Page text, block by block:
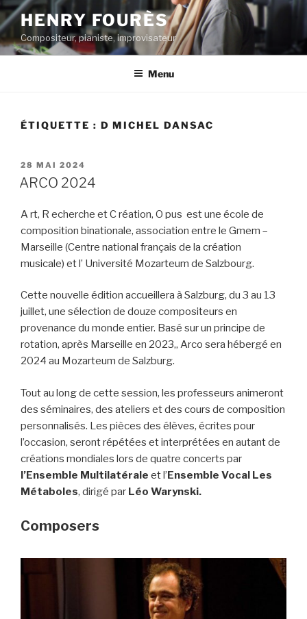
Aller
au
contenu
principal
HENRY FOURÈS
Compositeur, pianiste, improvisateur
Menu
ÉTIQUETTE : D MICHEL DANSAC
PUBLIÉ
LE
28 MAI 2024
ARCO 2024
A rt, R echerche et C réation, O pus est une école de
composition binationale, association entre le Gmem –
Marseille (Centre national français de la création
musicale) et l’ Université Mozarteum de Salzbourg.
Cette nouvelle édition accueillera à Salzburg, du 3 au 13
juillet, une sélection de douze compositeurs en
provenance du monde entier. Basé sur un principe de
rotation, après Marseille en 2023,, Arco sera hébergé en
2024 au Mozarteum de Salzburg.
Tout au long de cette session, les professeurs animeront
des séminaires, des ateliers et des cours de composition
personnalisés. Les pièces des élèves, écrites pour
l’occasion, seront répétées et interprétées en autant de
créations mondiales lors de quatre concerts par
l’Ensemble Multilatérale et l’Ensemble Vocal Les
Métaboles, dirigé par Léo Warynski.
Composers